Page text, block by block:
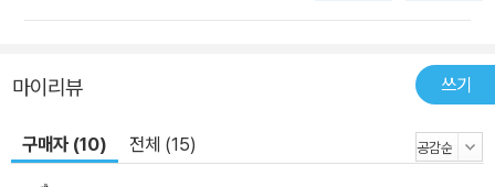
마이리뷰 쓰기
구매자 (10) 전체 (15)